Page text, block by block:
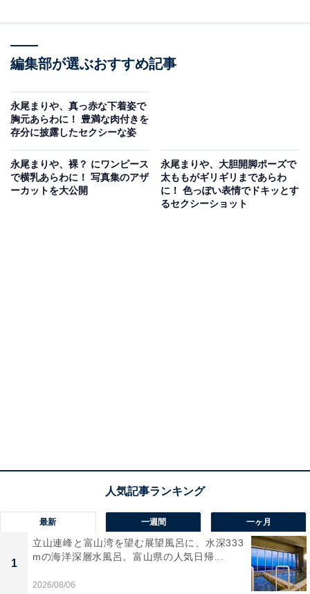
編集部が選ぶおすすめ記事
永尾まりや、真っ赤な下着姿で
胸元あらわに！ 豊満な肉付きを
存分に披露したセクシーな姿
永尾まりや、裸？ にワンピース
で横乳あらわに！ 写真集のアザ
ーカットを大公開
永尾まりや、大胆開脚ポーズで
太ももがギリギリまであらわ
に！ 色っぽい表情でドキッとす
るセクシーショット
最新 一週間 一ヶ月
1
立山連峰と富山湾を望む展望風呂に、水深333
mの海洋深層水風呂。富山県の人気日帰...
2026/08/06